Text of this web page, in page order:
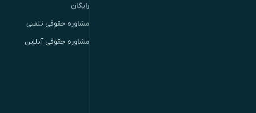
رایگان
مشاوره حقوقی تلفنی
مشاوره حقوقی آنلاین